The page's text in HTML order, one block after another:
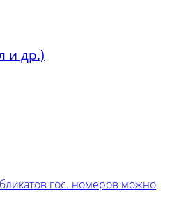
и др.)
гос. номеров можно